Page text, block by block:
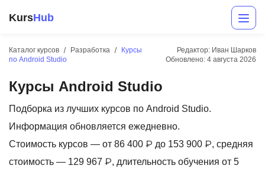
KursHub
Каталог курсов Разработка
Курсы
по Android Studio
Редактор: Иван Шарков
Обновлено: 4 августа 2026
Курсы Android Studio
Подборка из лучших курсов по Android Studio.
Информация обновляется ежедневно.
Стоимость курсов — от 86 400 ₽ до 153 900 ₽, средняя
стоимость — 129 967 ₽, длительность обучения от 5
Разработка